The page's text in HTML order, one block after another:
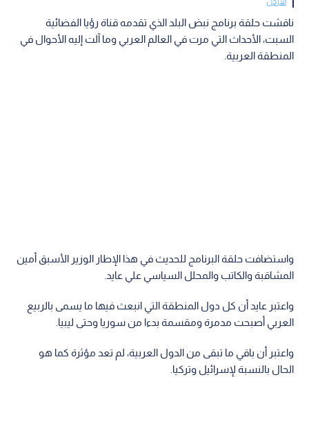
ناقشت حلقة برنامج نبض البلد الذي تقدمه قناة رؤيا الفضائية
السبت، الأحداث التي مرت في العالم العربي وما آلت إليه الأحوال في
المنطقة العربية.
واستضافت حلقة البرنامج للحديث في هذا الإطار الوزير الأسبق أمين
المشاقبة والكاتب والمحلل السياسي علي عايد.
واعتبر عايد أن كل دول المنطقة التي انبعث فيها ما يسمى بالربيع
العربي أصبحت مدمرة ومقسمة بدءا من سوريا وحتى ليبيا.
واعتبر أن باقي ما تبقى من الدول العربية، لم تعد مؤثرة كما هو
الحال بالنسبة لإسرائيل وتركيا.